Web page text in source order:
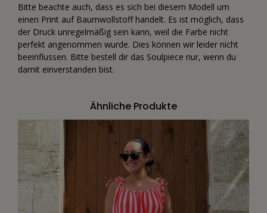
Bitte beachte auch, dass es sich bei diesem Modell um
einen Print auf Baumwollstoff handelt. Es ist möglich, dass
der Druck unregelmäßig sein kann, weil die Farbe nicht
perfekt angenommen wurde. Dies können wir leider nicht
beeinflussen. Bitte bestell dir das Soulpiece nur, wenn du
damit einverstanden bist.
Ähnliche Produkte